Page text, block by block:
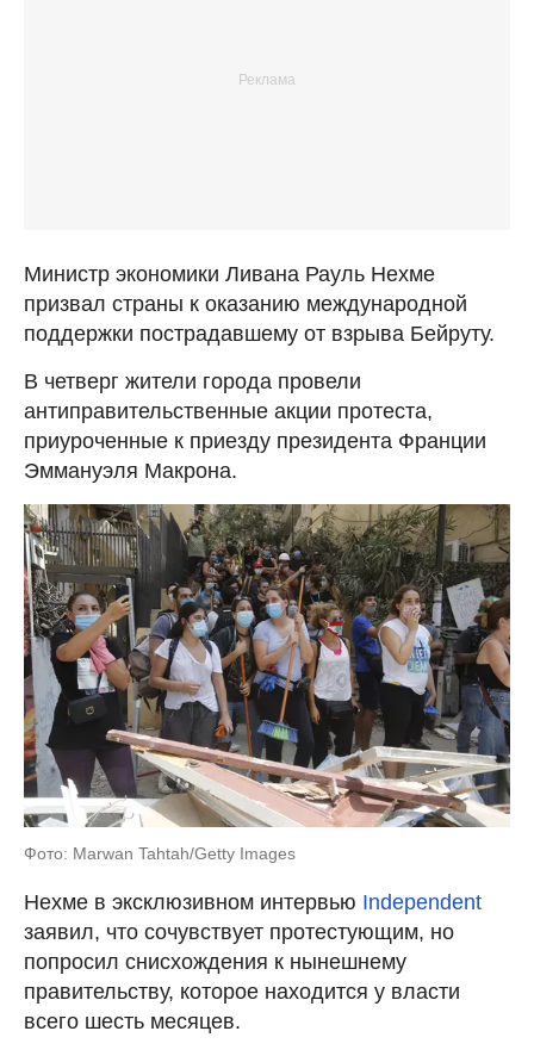
Министр экономики Ливана Рауль Нехме
призвал страны к оказанию международной
поддержки пострадавшему от взрыва Бейруту.
В четверг жители города провели
антиправительственные акции протеста,
приуроченные к приезду президента Франции
Эммануэля Макрона.
Фото: Marwan Tahtah/Getty Images
Нехме в эксклюзивном интервью Independent
заявил, что сочувствует протестующим, но
попросил снисхождения к нынешнему
правительству, которое находится у власти
всего шесть месяцев.